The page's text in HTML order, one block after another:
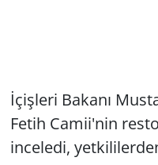
İçişleri Bakanı
Fetih Camii'nin
inceledi,